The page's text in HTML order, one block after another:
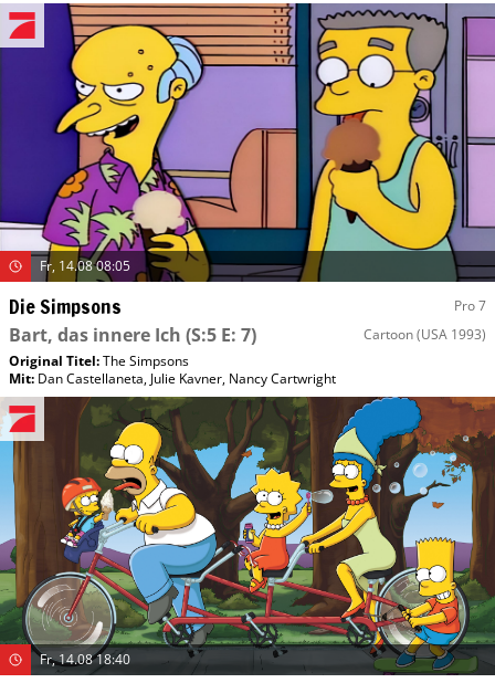
Fr, 14.08 08:05
Die Simpsons Pro 7
Bart, das innere Ich (S:5 E: 7) Cartoon(USA 1993)
Original Titel:The Simpsons
Mit: Dan Castellaneta, Julie Kavner, Nancy Cartwright
Fr, 14.08 18:40